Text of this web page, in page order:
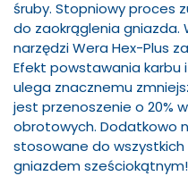
śruby. Stopniowy proces
do zaokrąglenia gniazda.
narzędzi Wera Hex-Plus
Efekt powstawania
ulega znacznemu
jest przenoszenie o 20%
obrotowych. Dodatkowo
stosowane do
gniazdem sześciokątnym!